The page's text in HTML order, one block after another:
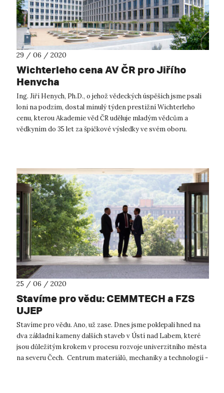
29 / 06 / 2020
Wichterleho cena AV ČR pro Jiřího
Henycha
Ing. Jiří Henych, Ph.D., o jehož vědeckých úspěších jsme psali
loni na podzim, dostal minulý týden prestižní Wichterleho
cenu, kterou Akademie věd ČR uděluje mladým vědcům a
vědkyním do 35 let za špičkové výsledky ve svém oboru.
25 / 06 / 2020
Stavíme pro vědu: CEMMTECH a FZS
UJEP
Stavíme pro vědu. Ano, už zase. Dnes jsme poklepali hned na
dva základní kameny dalších staveb v Ústí nad Labem, které
jsou důležitým krokem v procesu rozvoje univerzitního města
na severu Čech. Centrum materiálů, mechaniky a technologií -